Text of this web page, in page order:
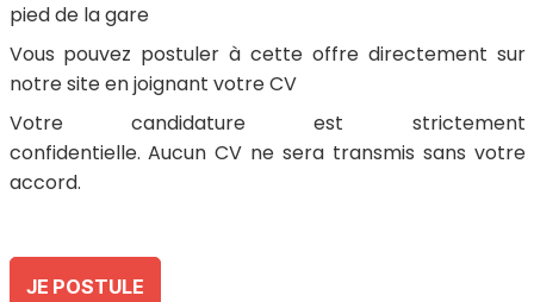
pied de la gare
Vous pouvez postuler à cette offre directement sur
notre site en joignant votre CV
Votre candidature est strictement
confidentielle.Aucun CV ne sera transmis sans votre
accord.
JE POSTULE